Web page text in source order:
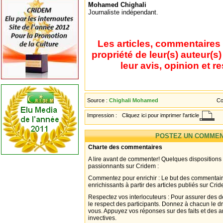
Mohamed Chighali
Journaliste indépendant.
Les articles,
propriété de leur(s)
leur avis, opinion et
Source : Chighali Mohamed
Impression : Cliquez ici pour imprimer l'article
POSTEZ UN
Charte des commentaires
A lire avant de commenter! Quelques
passionnants sur Cridem :
Commentez pour enrichir : Le but des
enrichissants à partir des articles publiés sur
Respectez vos interlocuteurs : Pour assurer des
le respect des participants. Donnez à chacun le
vous. Appuyez vos réponses sur des faits et des
invectives.